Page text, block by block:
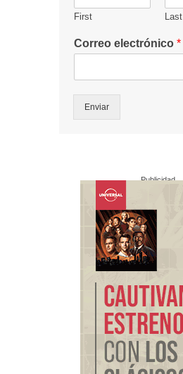
First Last
Correo electrónico *
Enviar
Publicidad